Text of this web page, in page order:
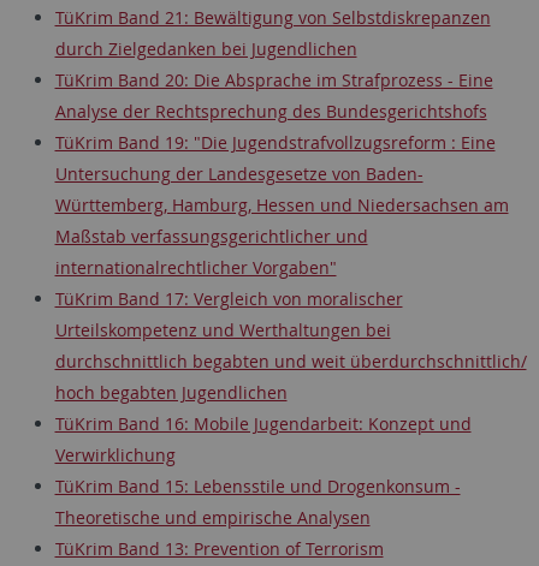
TüKrim Band 21: Bewältigung von Selbstdiskrepanzen
durch Zielgedanken bei Jugendlichen
TüKrim Band 20: Die Absprache im Strafprozess - Eine
Analyse der Rechtsprechung des Bundesgerichtshofs
TüKrim Band 19: "Die Jugendstrafvollzugsreform : Eine
Untersuchung der Landesgesetze von Baden-
Württemberg, Hamburg, Hessen und Niedersachsen am
Maßstab verfassungsgerichtlicher und
internationalrechtlicher Vorgaben"
TüKrim Band 17: Vergleich von moralischer
Urteilskompetenz und Werthaltungen bei
durchschnittlich begabten und weit überdurchschnittlich/
hoch begabten Jugendlichen
TüKrim Band 16: Mobile Jugendarbeit: Konzept und
Verwirklichung
TüKrim Band 15: Lebensstile und Drogenkonsum -
Theoretische und empirische Analysen
TüKrim Band 13: Prevention of Terrorism